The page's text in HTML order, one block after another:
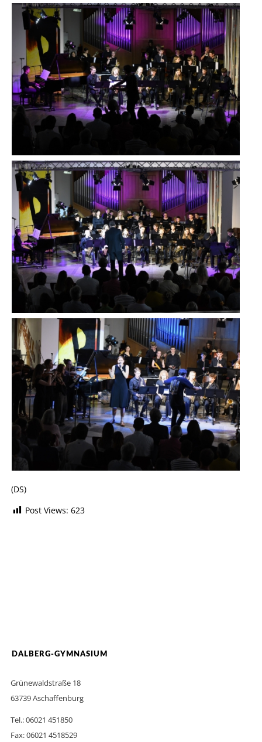
(DS)
Post Views: 623
DALBERG-GYMNASIUM
Grünewaldstraße 18
63739 Aschaffenburg
Tel.: 06021 451850
Fax: 06021 4518529